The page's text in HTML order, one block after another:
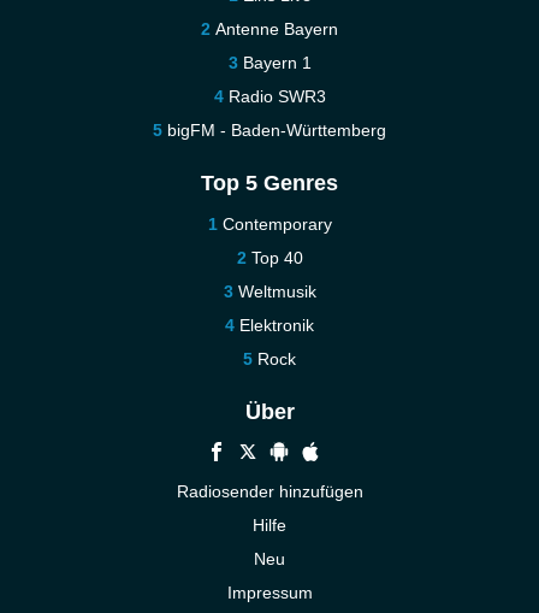
Antenne Bayern
Bayern 1
Radio SWR3
bigFM - Baden-Württemberg
Top 5 Genres
Contemporary
Top 40
Weltmusik
Elektronik
Rock
Über
Radiosender hinzufügen
Hilfe
Neu
Impressum